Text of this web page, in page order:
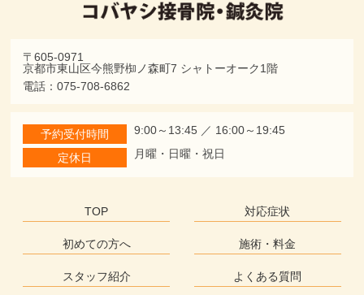
〒605-0971
京都市東山区今熊野椥ノ森町7 シャトーオーク1階
電話：075-708-6862
予約受付時間 9:00～13:45 ／ 16:00～19:45
定休日 月曜・日曜・祝日
TOP 対応症状
初めての方へ 施術・料金
スタッフ紹介 よくある質問